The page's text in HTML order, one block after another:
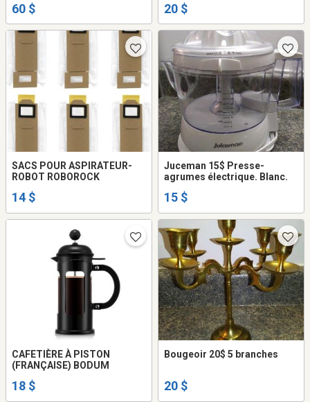
60 $ 20 $
SACS POUR ASPIRATEUR-
ROBOT ROBOROCK
14 $
Juceman 15$ Presse-
agrumes électrique. Blanc.
15 $
CAFETIÈRE À PISTON
(FRANÇAISE) BODUM
18 $
Bougeoir 20$ 5 branches
20 $